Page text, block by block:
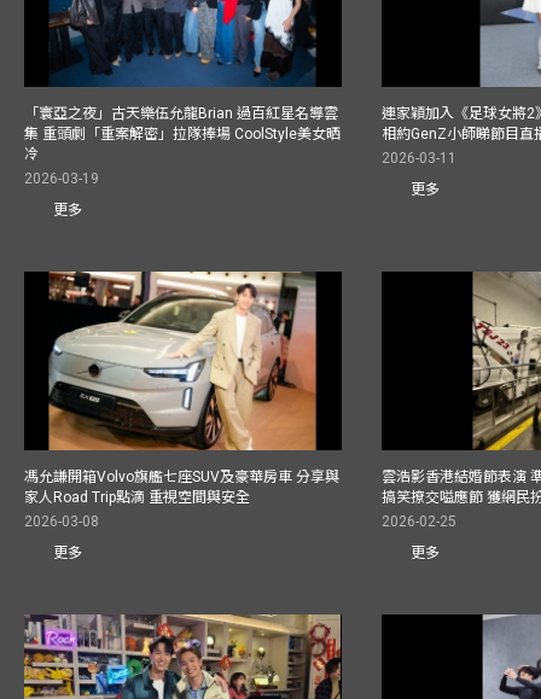
「寰亞之夜」古天樂伍允龍Brian 過百紅星名導雲
集 重頭劇「重案解密」拉隊捧場 CoolStyle美女晒
冷
2026-03-19
更多
連家穎加入《足球女將
相約GenZ小師睇節目直
2026-03-11
更多
馮允謙開箱Volvo旗艦七座SUV及豪華房車 分享與
家人Road Trip點滴 重視空間與安全
2026-03-08
更多
雲浩影香港結婚節表演
搞笑撩交嗌應節 獲網民
2026-02-25
更多